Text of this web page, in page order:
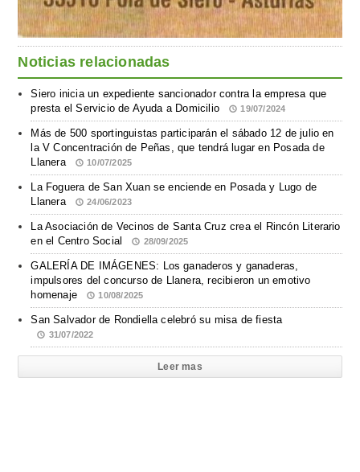
Noticias relacionadas
Siero inicia un expediente sancionador contra la empresa que
presta el Servicio de Ayuda a Domicilio
19/07/2024
Más de 500 sportinguistas participarán el sábado 12 de julio en
la V Concentración de Peñas, que tendrá lugar en Posada de
Llanera
10/07/2025
La Foguera de San Xuan se enciende en Posada y Lugo de
Llanera
24/06/2023
La Asociación de Vecinos de Santa Cruz crea el Rincón Literario
en el Centro Social
28/09/2025
GALERÍA DE IMÁGENES: Los ganaderos y ganaderas,
impulsores del concurso de Llanera, recibieron un emotivo
homenaje
10/08/2025
San Salvador de Rondiella celebró su misa de fiesta
31/07/2022
Leer mas